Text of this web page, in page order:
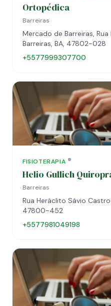
Ortopédica
Barreiras
Mercado de Barreiras, Rua
Barreiras, BA, 47802-028
+5577999307700
FISIOTERAPIA
Helio Gullich
Barreiras
Rua Heráclito Sávio Castro
47800-452
+5577981049198